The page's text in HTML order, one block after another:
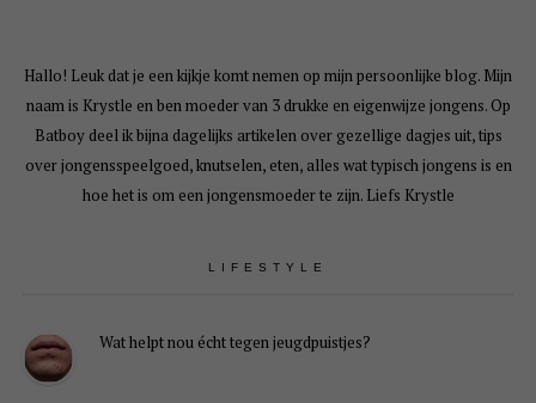
Hallo! Leuk dat je een kijkje komt nemen op mijn persoonlijke blog. Mijn
naam is Krystle en ben moeder van 3 drukke en eigenwijze jongens. Op
Batboy deel ik bijna dagelijks artikelen over gezellige dagjes uit, tips
over jongensspeelgoed, knutselen, eten, alles wat typisch jongens is en
hoe het is om een jongensmoeder te zijn. Liefs Krystle
LIFESTYLE
Wat helpt nou écht tegen jeugdpuistjes?